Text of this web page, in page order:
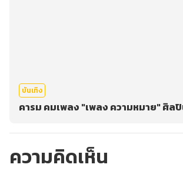
บันเทิง
คารม คมเพลง "เพลง ความหมาย" ศิล
ความคิดเห็น